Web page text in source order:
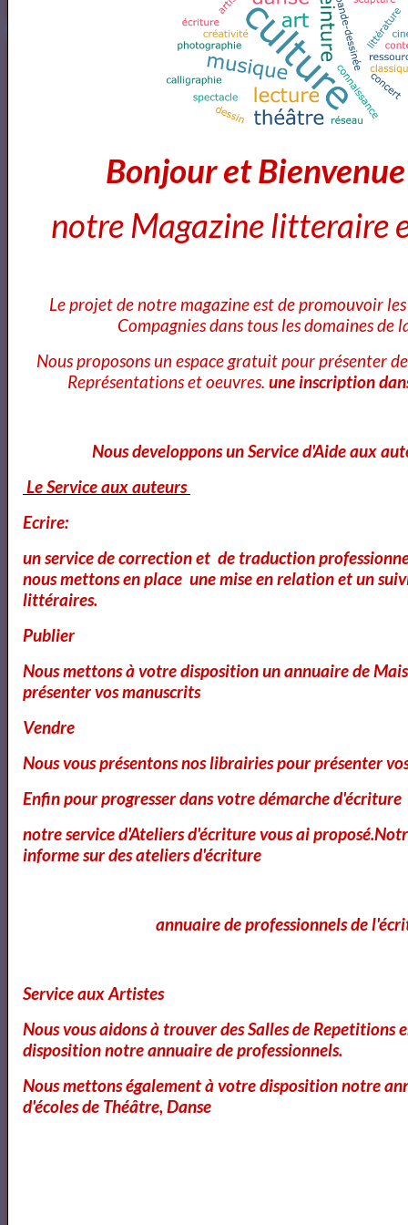
Le Flash info du 26 mai 2021
Résumé des Misérables de Victor Hugo
LES MISÉRABLES AUDIO BOOK - FR - T1P1
Les Misérables de Victor Hugo audio France culture
livre audio français + texte intégrale -
Victor HUGO - Les Misérables | Livre AUDIO
Livre audio - Les Misérables - Partie 3 Marius -
Chapitres 1-2-3
Les Misérables - Livre Audio
Les Misérables - tome 1 by Victor HUGO read by
Florian Pons's Preliminary Round at the 2018
2018 ISANGYUN COMPETITION 1st ROUND -
Florian Pons
Bonjour et
notre Magazine litteraire
Le projet de notre magazine est de promouvoir
Compagnies dans tous les domaines de
Nous proposons un espace gratuit pour présenter
Représentations et oeuvres. une inscription
Nous developpons un Service d'Aide aux
Le Service aux auteurs
Ecrire:
un service de correction et de traduction
nous mettons en place une mise en relation et un
littéraires.
Publier
Nous mettons à votre disposition un annuaire de
présenter vos manuscrits
Vendre
Nous vous présentons nos librairies pour présenter
Enfin pour progresser dans votre démarche d'écriture
notre service d'Ateliers d'écriture vous ai
informe sur des ateliers d'écriture
annuaire de professionnels de
Service aux Artistes
Nous vous aidons à trouver des Salles de Repetitions
disposition notre annuaire de professionnels.
Nous mettons également à votre disposition notre
d'écoles de Théâtre, Danse